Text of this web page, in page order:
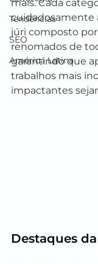
Tendências
SEO
América Latina
mais. Cada
cuidadosamente
júri composto
renomados de
garantindo que
trabalhos mais
impactantes
Destaques